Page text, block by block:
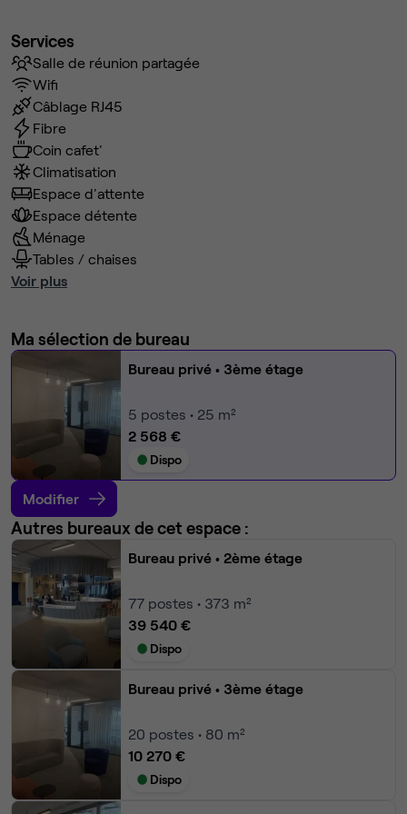
Services
Salle de réunion partagée
Wifi
Câblage RJ45
Fibre
Coin cafet'
Climatisation
Espace d'attente
Espace détente
Ménage
Tables / chaises
Voir plus
Ma sélection de bureau
Bureau privé • 3ème étage
5 postes • 25 m²
2 568 €
Dispo
Modifier
Autres bureaux de cet espace :
Bureau privé • 2ème étage
77 postes • 373 m²
39 540 €
Dispo
Bureau privé • 3ème étage
20 postes • 80 m²
10 270 €
Dispo